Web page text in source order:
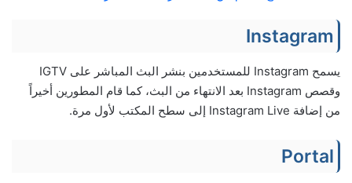
Instagram
يسمح Instagram للمستخدمين بنشر البث المباشر على IGTV
وقصص Instagram بعد الانتهاء من البث، كما قام المطورين أخيراً
من إضافة Instagram Live إلى سطح المكتب لأول مرة.
Portal